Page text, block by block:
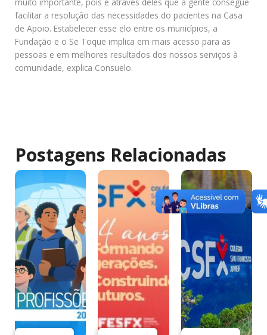
facilitar a resolução das necessidades do pacientes na Casa
de Apoio. Estabelecer esse elo entre os municípios, a
Fundação e o Se Toque implica em mais acesso para as
pessoas e em melhores resultados dos nossos serviços à
comunidade, explica Consuelo.
Postagens Relacionadas